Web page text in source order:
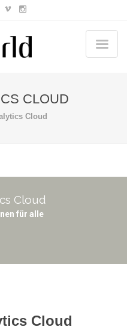
CLOUD
Cloud
Cloud
für alle
Cloud